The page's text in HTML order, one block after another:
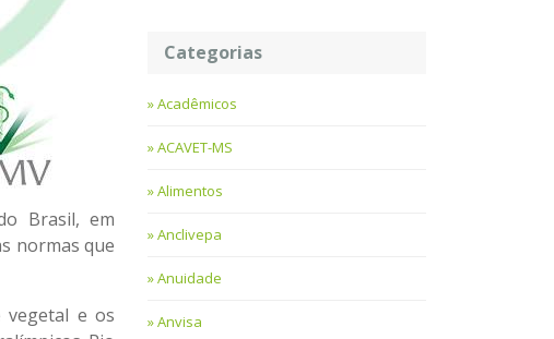
Brasil, em
normas que
vegetal e os
Categorias
Acadêmicos
ACAVET-MS
Alimentos
Anclivepa
Anuidade
Anvisa